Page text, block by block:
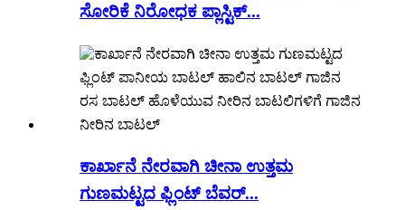
ಸೋರಿಕೆ ನಿರೋಧಕ ಪ್ಲಾಸ್ಟಿಕ್...
ಕಾರ್ಖಾನೆ ನೇರವಾಗಿ ಚೀನಾ ಉತ್ತಮ
ಗುಣಮಟ್ಟದ ಫ್ಲಿಂಟ್ ಬೆವರ್...